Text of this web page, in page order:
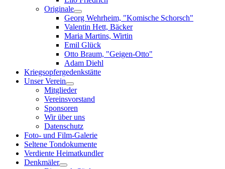
Originale
Georg Wehrheim, "Komische Schorsch"
Valentin Hett, Bäcker
Maria Martins, Wirtin
Emil Glück
Otto Braum, "Geigen-Otto"
Adam Diehl
Kriegsopfergedenkstätte
Unser Verein
Mitglieder
Vereinsvorstand
Sponsoren
Wir über uns
Datenschutz
Foto- und Film-Galerie
Seltene Tondokumente
Verdiente Heimatkundler
Denkmäler